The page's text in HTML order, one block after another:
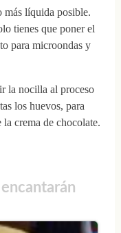
más líquida posible.
tienes que poner el
para microondas y
la nocilla al proceso
los huevos, para
crema de chocolate.